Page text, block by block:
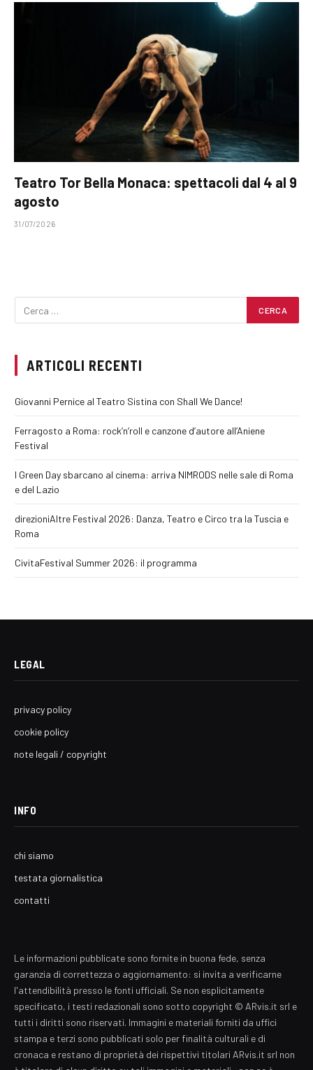
Teatro Tor Bella Monaca: spettacoli dal 4 al 9
agosto
31/07/2026
ARTICOLI RECENTI
Giovanni Pernice al Teatro Sistina con Shall We Dance!
Ferragosto a Roma: rock’n’roll e canzone d’autore all’Aniene
Festival
I Green Day sbarcano al cinema: arriva NIMRODS nelle sale di Roma
e del Lazio
direzioniAltre Festival 2026: Danza, Teatro e Circo tra la Tuscia e
Roma
CivitaFestival Summer 2026: il programma
LEGAL
privacy policy
cookie policy
note legali / copyright
INFO
chi siamo
testata giornalistica
contatti
Le informazioni pubblicate sono fornite in buona fede, senza
garanzia di correttezza o aggiornamento: si invita a verificarne
l'attendibilità presso le fonti ufficiali. Se non esplicitamente
specificato, i testi redazionali sono sotto copyright © ARvis.it srl e
tutti i diritti sono riservati. Immagini e materiali forniti da uffici
stampa e terzi sono pubblicati solo per finalità culturali e di
cronaca e restano di proprietà dei rispettivi titolari ARvis.it srl non